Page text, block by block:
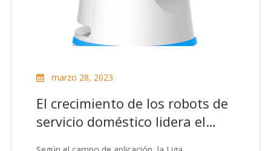
marzo 28, 2023
El crecimiento de los robots de
servicio doméstico lidera el